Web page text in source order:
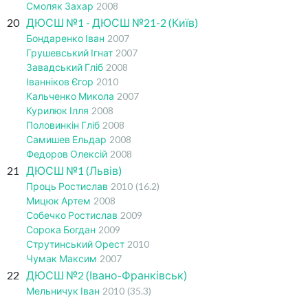
Смоляк Захар 2008
20 ДЮСШ №1 - ДЮСШ №21-2 (Київ)
Бондаренко Іван 2007
Грушевський Ігнат 2007
Завадський Гліб 2008
Іванніков Єгор 2010
Кальченко Микола 2007
Курилюк Ілля 2008
Половинкін Гліб 2008
Самишев Ельдар 2008
Федоров Олексій 2008
21 ДЮСШ №1 (Львів)
Проць Ростислав 2010 (16.2)
Мицюк Артем 2008
Собечко Ростислав 2009
Сорока Богдан 2009
Струтинський Орест 2010
Чумак Максим 2007
22 ДЮСШ №2 (Івано-Франківськ)
Мельничук Іван 2010 (35.3)